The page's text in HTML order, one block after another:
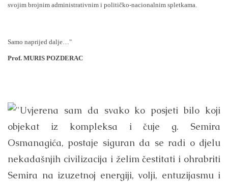
svojim brojnim administrativnim i političko-nacionalnim spletkama.
Samo naprijed dalje…"
Prof. MURIS POZDERAC
"Uvjerena sam da svako ko posjeti bilo koji
objekat iz kompleksa i čuje g. Semira
Osmanagića, postaje siguran da se radi o djelu
nekadašnjih civilizacija i želim čestitati i ohrabriti
Semira na izuzetnoj energiji, volji, entuzijasmu i